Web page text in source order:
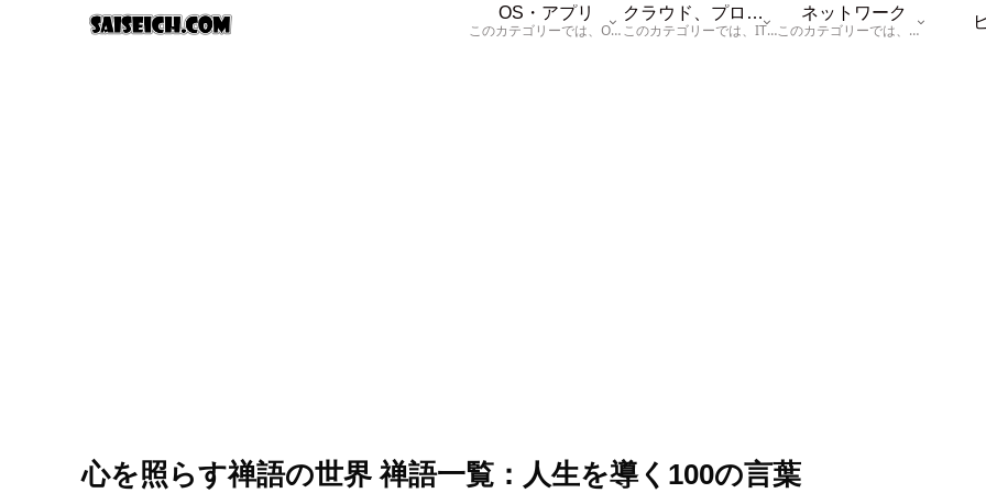
OS・アプリ
このカテゴリーでは、OSに関する情報を記載しています。
クラウド、プログラム
このカテゴリーでは、ITに関する基本的な情報として「ハードウェア、「サーバー」、「データベース、「ネットワーク」、「セキュリティ」、「プログラム」に関する情報を記載しています。
ネットワーク
このカテゴリーでは、「ネットワーク」に関する情報を記載しています。
心を照らす禅語の世界 禅語一覧：人生を導く100の言葉